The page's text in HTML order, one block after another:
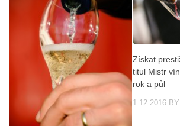
Získat
titul Mistr
rok a půl
1.12.2016 BY